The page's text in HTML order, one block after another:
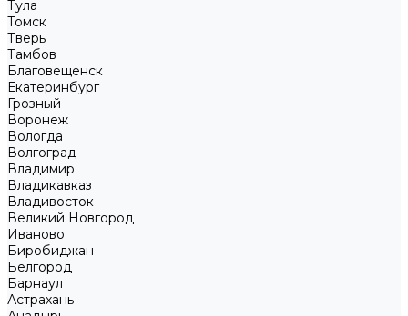
Тула
Томск
Тверь
Тамбов
Благовещенск
Екатеринбург
Грозный
Воронеж
Вологда
Волгоград
Владимир
Владикавказ
Владивосток
Великий Новгород
Иваново
Биробиджан
Белгород
Барнаул
Астрахань